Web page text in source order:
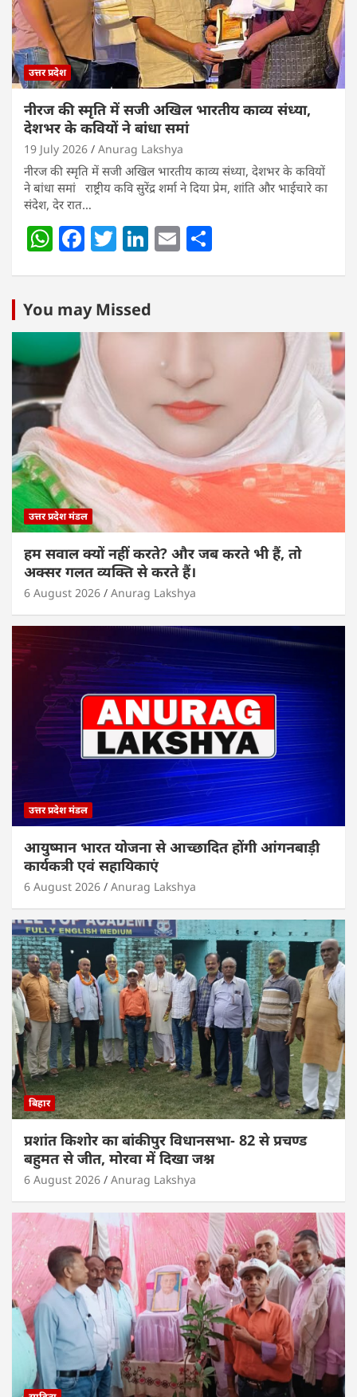
k
उत्तर प्रदेश
नीरज की स्मृति में सजी अखिल भारतीय काव्य संध्या,
देशभर के कवियों ने बांधा समां
19 July 2026 Anurag Lakshya
नीरज की स्मृति में सजी अखिल भारतीय काव्य संध्या, देशभर के कवियों
ने बांधा समां राष्ट्रीय कवि सुरेंद्र शर्मा ने दिया प्रेम, शांति और भाईचारे का
संदेश, देर रात…
W
s
A
p
p
F
e
b
o
o
k
T
er
Li
e
dI
n
E
You may Missed
उत्तर प्रदेश मंडल
हम सवाल क्यों नहीं करते? और जब करते भी हैं, तो
अक्सर गलत व्यक्ति से करते हैं।
6 August 2026 Anurag Lakshya
उत्तर प्रदेश मंडल
आयुष्मान भारत योजना से आच्छादित होंगी आंगनबाड़ी
कार्यकत्री एवं सहायिकाएं
6 August 2026 Anurag Lakshya
बिहार
प्रशांत किशोर का बांकीपुर विधानसभा- 82 से प्रचण्ड
बहुमत से जीत, मोरवा में दिखा जश्न
6 August 2026 Anurag Lakshya